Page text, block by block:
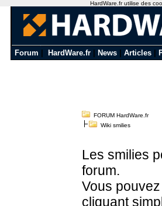
Forum HardWare.fr News Articles
FORUM HardWare.fr
Wiki smilies
Les smilies
forum.
Vous
cliquant
HardWare.fr utilise des